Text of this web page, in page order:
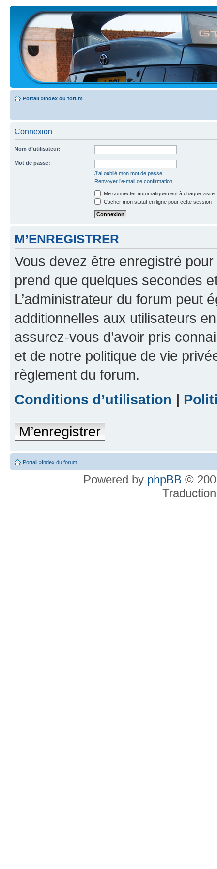
Portail »Index du forum
Connexion
Nom d’utilisateur:
Mot de passe:
J’ai oublié mon mot de passe
Renvoyer l’e-mail de confirmation
Me connecter automatiquement à chaque visite
Cacher mon statut en ligne pour cette session
M’ENREGISTRER
Vous devez être enregistré
prend que quelques secondes
L’administrateur du forum peut
additionnelles aux utilisateurs
assurez-vous d’avoir pris
et de notre politique de vie
règlement du forum.
Conditions d’utilisation |
M’enregistrer
Portail »Index du forum
Powered by phpBB ©